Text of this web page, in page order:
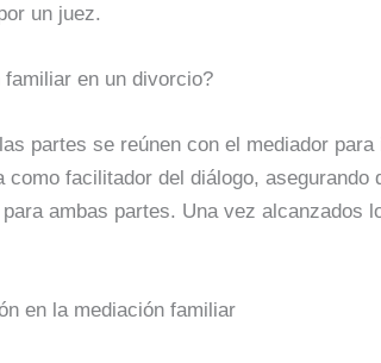
un juez.
en un divorcio?
partes se reúnen con el mediador
como facilitador del diálogo,
ambas partes. Una vez alcanzados
en la mediación familiar